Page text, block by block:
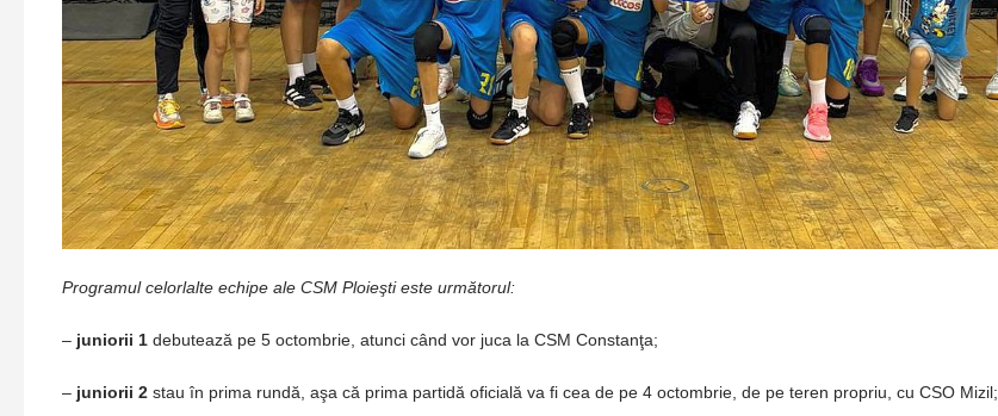
Programul celorlalte echipe ale CSM Ploieşti este următorul:
– juniorii 1 debutează pe 5 octombrie, atunci când vor juca la CSM Constanţa;
– juniorii 2 stau în prima rundă, aşa că prima partidă oficială va fi cea de pe 4 octombrie, de pe teren propriu, cu CSO Mizil;